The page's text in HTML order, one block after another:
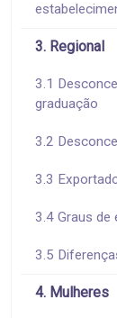
3. Regional
3.1
graduação
3.2
3.3
3.4 Graus de
3.5
4. Mulheres